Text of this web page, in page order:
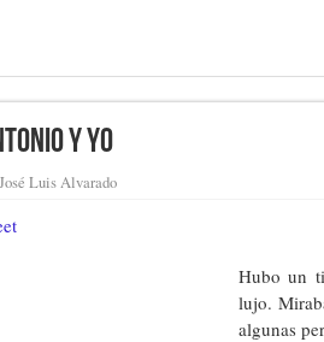
y yo
José Luis Alvarado
Hubo un
lujo.
algunas